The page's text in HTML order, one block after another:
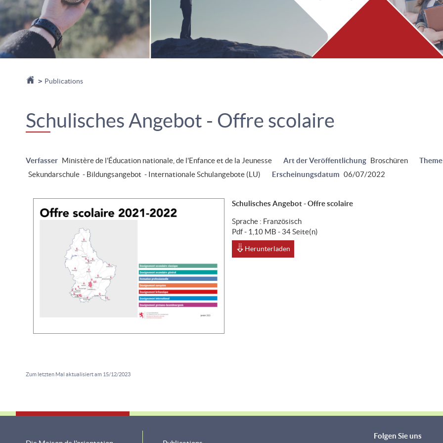
Startseite
> Publications
Schulisches Angebot - Offre scolaire
Verfasser Ministère de l'Éducation nationale, de l'Enfance et de la Jeunesse Art der Veröffentlichung Broschüren
Sekundarschule - Bildungsangebot - Internationale Schulangebote (LU)
Erscheinungsdatum 06/07/2022
Schulisches Angebot - Offre scolaire
Sprache : Französisch
Pdf - 1,10 MB - 34 Seite(n)
Herunterladen
Zum letzten Mal aktualisiert am 15/12/2023
Folgen Sie uns